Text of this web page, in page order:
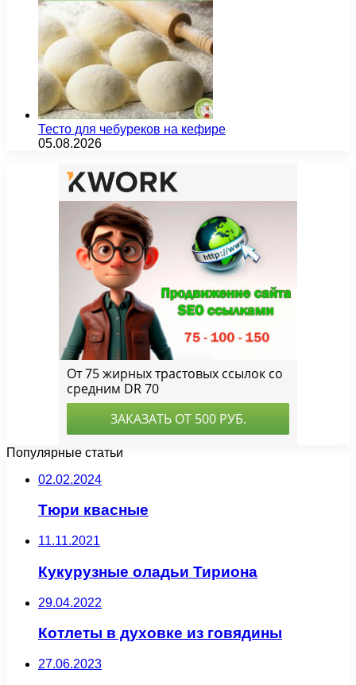
Тесто для чебуреков на кефире
05.08.2026
Популярные статьи
02.02.2024
Тюри квасные
11.11.2021
Кукурузные оладьи Тириона
29.04.2022
Котлеты в духовке из говядины
27.06.2023